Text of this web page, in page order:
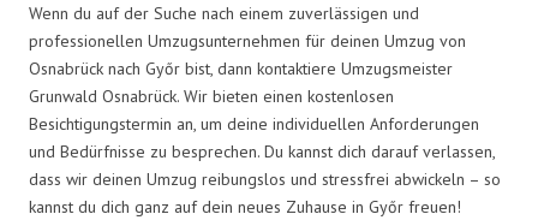
Wenn du auf der Suche nach einem zuverlässigen und
professionellen Umzugsunternehmen für deinen Umzug von
Osnabrück nach Győr bist, dann kontaktiere Umzugsmeister
Grunwald Osnabrück. Wir bieten einen kostenlosen
Besichtigungstermin an, um deine individuellen Anforderungen
und Bedürfnisse zu besprechen. Du kannst dich darauf verlassen,
dass wir deinen Umzug reibungslos und stressfrei abwickeln – so
kannst du dich ganz auf dein neues Zuhause in Győr freuen!